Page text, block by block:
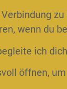
wenn du
ich
öffnen,